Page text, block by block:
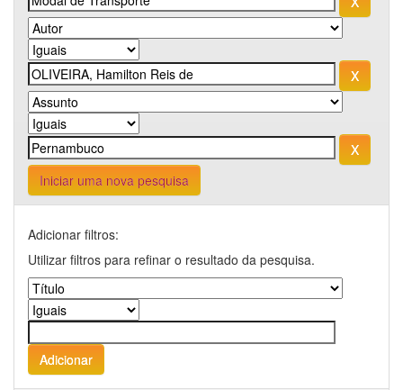
Iniciar uma nova pesquisa
Adicionar filtros:
Utilizar filtros para refinar o resultado da pesquisa.